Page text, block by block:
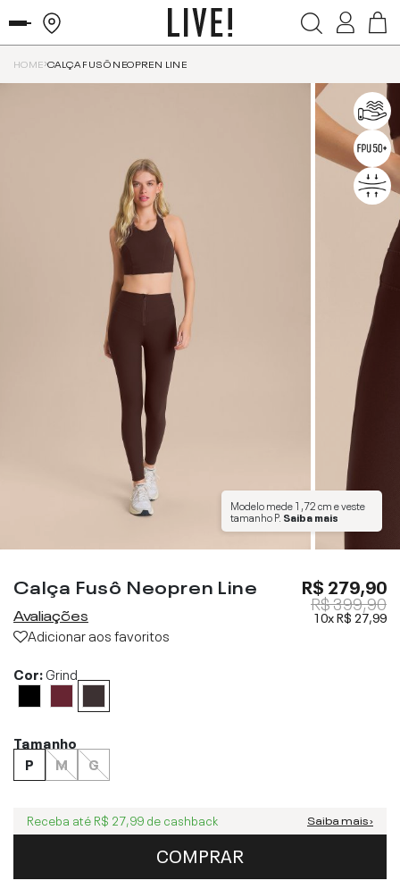
HOME CALÇA FUSÔ NEOPREN LINE
Modelo mede1,72 cme veste
tamanhoP. Saiba mais
Calça Fusô Neopren Line
Avaliações
Adicionar aos favoritos
R$ 279,90
R$ 399,90
10xR$ 27,99
Cor:Grind
Tamanho
P
M G
Receba até R$ 27,99 de cashback Saiba mais ›
COMPRAR